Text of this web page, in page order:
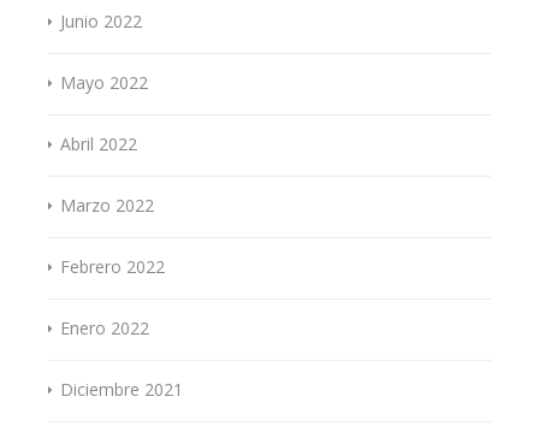
Junio 2022
Mayo 2022
Abril 2022
Marzo 2022
Febrero 2022
Enero 2022
Diciembre 2021